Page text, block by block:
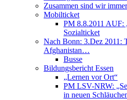
Zusammen sind wir
Mobilticket
PM 8.8.2011 AUF:
Sozialticket
Nach Bonn: 3.Dez 2011:
Afghanistan…
Busse
Bildungsbericht Essen
„Lernen vor Ort“
PM LSV-NRW:
in neuen